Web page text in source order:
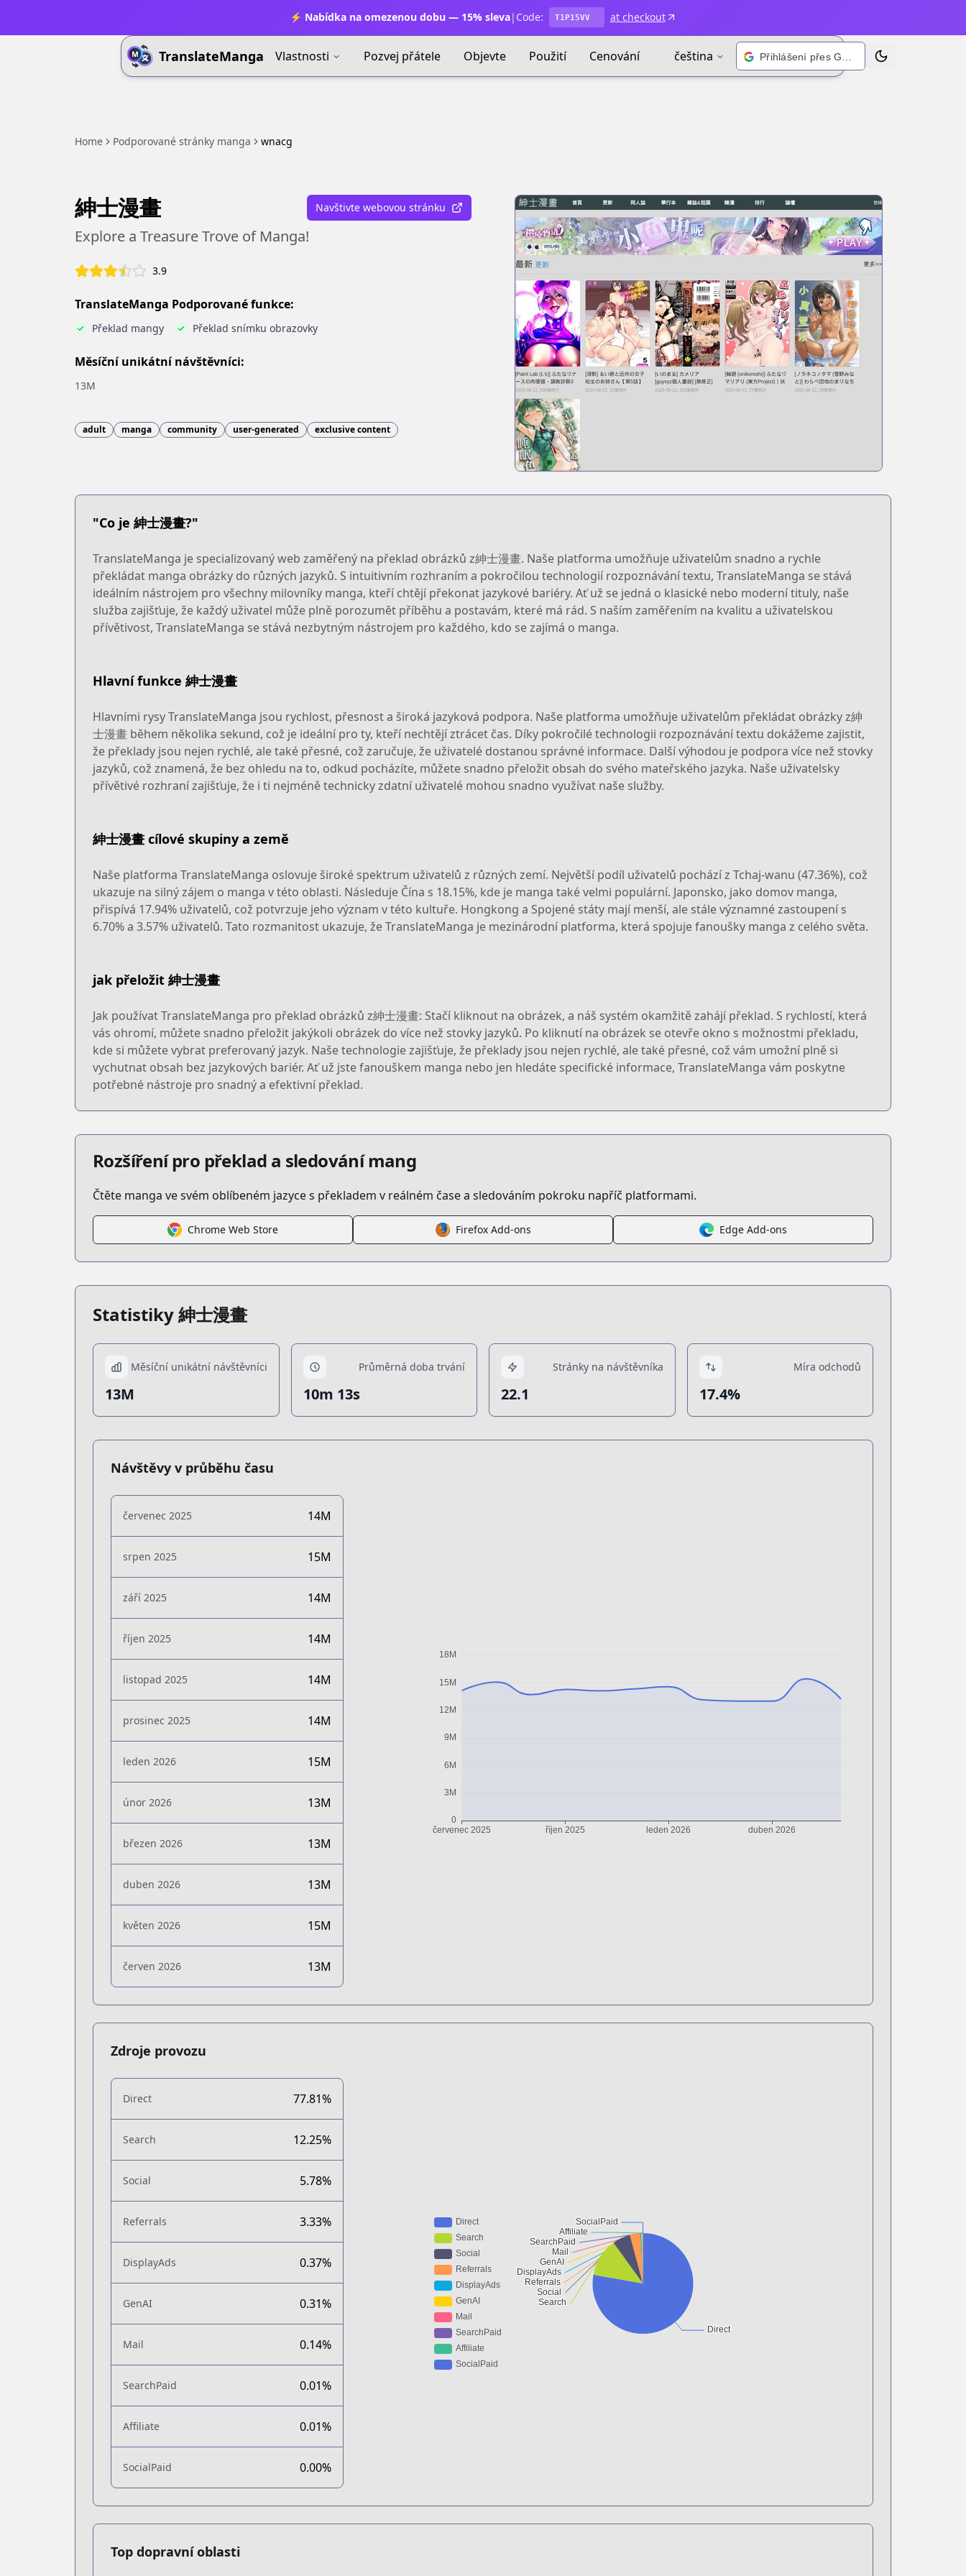
⚡ Nabídka na omezenou dobu — 15% sleva| Code: T1P15VV at checkout
TranslateManga Vlastnosti Pozvej přátele Objevte Použití Cenování čeština Přepnout motiv
Home Podporované stránky manga wnacg
紳士漫畫 Navštivte webovou stránku
Explore a Treasure Trove of Manga!
3.9
TranslateManga Podporované funkce:
Překlad mangy Překlad snímku obrazovky
Měsíční unikátní návštěvníci:
13M
adult manga community user-generated exclusive content
"Co je 紳士漫畫?"
TranslateManga je specializovaný web zaměřený na překlad obrázků z紳士漫畫. Naše platforma umožňuje uživatelům snadno a rychle
překládat manga obrázky do různých jazyků. S intuitivním rozhraním a pokročilou technologií rozpoznávání textu, TranslateManga se stává
ideálním nástrojem pro všechny milovníky manga, kteří chtějí překonat jazykové bariéry. Ať už se jedná o klasické nebo moderní tituly, naše
služba zajišťuje, že každý uživatel může plně porozumět příběhu a postavám, které má rád. S naším zaměřením na kvalitu a uživatelskou
přívětivost, TranslateManga se stává nezbytným nástrojem pro každého, kdo se zajímá o manga.
Hlavní funkce 紳士漫畫
Hlavními rysy TranslateManga jsou rychlost, přesnost a široká jazyková podpora. Naše platforma umožňuje uživatelům překládat obrázky z紳
士漫畫 během několika sekund, což je ideální pro ty, kteří nechtějí ztrácet čas. Díky pokročilé technologii rozpoznávání textu dokážeme zajistit,
že překlady jsou nejen rychlé, ale také přesné, což zaručuje, že uživatelé dostanou správné informace. Další výhodou je podpora více než stovky
jazyků, což znamená, že bez ohledu na to, odkud pocházíte, můžete snadno přeložit obsah do svého mateřského jazyka. Naše uživatelsky
přívětivé rozhraní zajišťuje, že i ti nejméně technicky zdatní uživatelé mohou snadno využívat naše služby.
紳士漫畫 cílové skupiny a země
Naše platforma TranslateManga oslovuje široké spektrum uživatelů z různých zemí. Největší podíl uživatelů pochází z Tchaj-wanu (47.36%), což
ukazuje na silný zájem o manga v této oblasti. Následuje Čína s 18.15%, kde je manga také velmi populární. Japonsko, jako domov manga,
přispívá 17.94% uživatelů, což potvrzuje jeho význam v této kultuře. Hongkong a Spojené státy mají menší, ale stále významné zastoupení s
6.70% a 3.57% uživatelů. Tato rozmanitost ukazuje, že TranslateManga je mezinárodní platforma, která spojuje fanoušky manga z celého světa.
jak přeložit 紳士漫畫
Jak používat TranslateManga pro překlad obrázků z紳士漫畫: Stačí kliknout na obrázek, a náš systém okamžitě zahájí překlad. S rychlostí, která
vás ohromí, můžete snadno přeložit jakýkoli obrázek do více než stovky jazyků. Po kliknutí na obrázek se otevře okno s možnostmi překladu,
kde si můžete vybrat preferovaný jazyk. Naše technologie zajišťuje, že překlady jsou nejen rychlé, ale také přesné, což vám umožní plně si
vychutnat obsah bez jazykových bariér. Ať už jste fanouškem manga nebo jen hledáte specifické informace, TranslateManga vám poskytne
potřebné nástroje pro snadný a efektivní překlad.
Rozšíření pro překlad a sledování mang
Čtěte manga ve svém oblíbeném jazyce s překladem v reálném čase a sledováním pokroku napříč platformami.
Chrome Web Store Firefox Add-ons Edge Add-ons
Statistiky 紳士漫畫
Měsíční unikátní návštěvníci
13M
Průměrná doba trvání
10m 13s
Stránky na návštěvníka
22.1
Míra odchodů
17.4%
Návštěvy v průběhu času
červenec 2025 14M
srpen 2025 15M
září 2025 14M
říjen 2025 14M
listopad 2025 14M
prosinec 2025 14M
leden 2026 15M
únor 2026 13M
březen 2026 13M
duben 2026 13M
květen 2026 15M
červen 2026 13M
Zdroje provozu
Direct 77.81%
Search 12.25%
Social 5.78%
Referrals 3.33%
DisplayAds 0.37%
GenAI 0.31%
Mail 0.14%
SearchPaid 0.01%
Affiliate 0.01%
SocialPaid 0.00%
Top dopravní oblasti